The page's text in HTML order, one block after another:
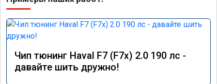
Чип тюнинг Haval F7 (F7x) 2.0 190 лс -
давайте шить дружно!